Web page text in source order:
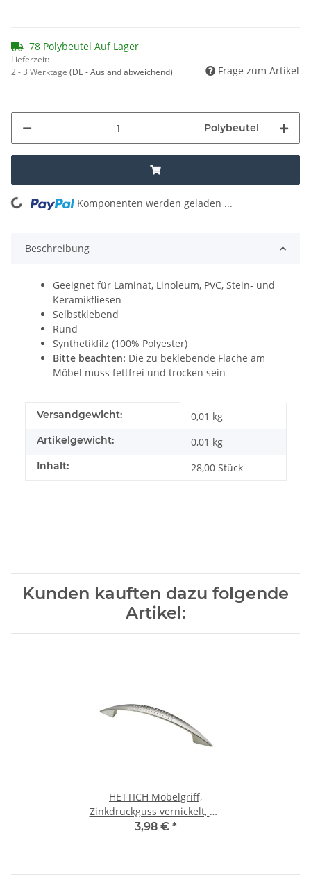
78 Polybeutel Auf Lager
Lieferzeit:
2 - 3 Werktage (DE - Ausland abweichend) Frage zum Artikel
Polybeutel
Loading... Komponenten werden geladen ...
Beschreibung
Geeignet für Laminat, Linoleum, PVC, Stein- und
Keramikfliesen
Selbstklebend
Rund
Synthetikfilz (100% Polyester)
Bitte beachten: Die zu beklebende Fläche am
Möbel muss fettfrei und trocken sein
Produkteigenschaft
Wert
Versandgewicht: 0,01 kg
Artikelgewicht: 0,01 kg
Inhalt: 28,00 Stück
Kunden kauften dazu folgende
Artikel:
HETTICH Möbelgriff,
Zinkdruckguss vernickelt, BA
128mm
3,98 € *